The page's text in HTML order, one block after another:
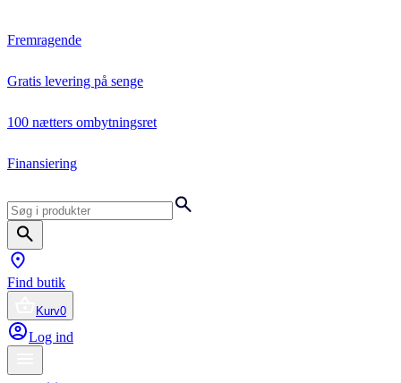
Fremragende
Gratis levering på senge
100 nætters ombytningsret
Finansiering
Find butik
Kurv0
Log ind